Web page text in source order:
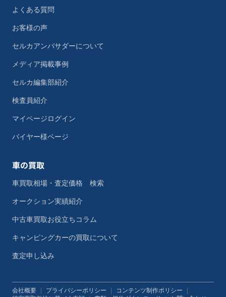
よくある質問
お客様の声
セルカアンバサダーについて
メディア掲載事例
セルカ編集部紹介
検査員紹介
マイページログイン
バイヤー様ページ
車の買取
車買取相場・査定価格 検索
オークション実績紹介
中古車買取お役立ちコラム
キャンピングカーの買取について
査定申し込み
会社概要 プライバシーポリシー コンテンツ制作ポリシー